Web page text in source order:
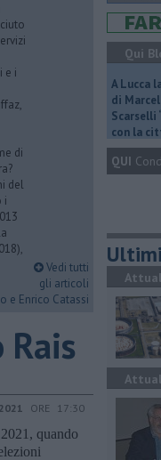
e i
di
del
i
Vedi tutti
gli articoli
e Enrico Catassi
ORE 17:30
quando
Qui
A Lucca
di
Scarselli
con la
QUI